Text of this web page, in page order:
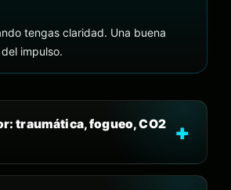
tengas claridad. Una buena
impulso.
traumática, fogueo, CO2